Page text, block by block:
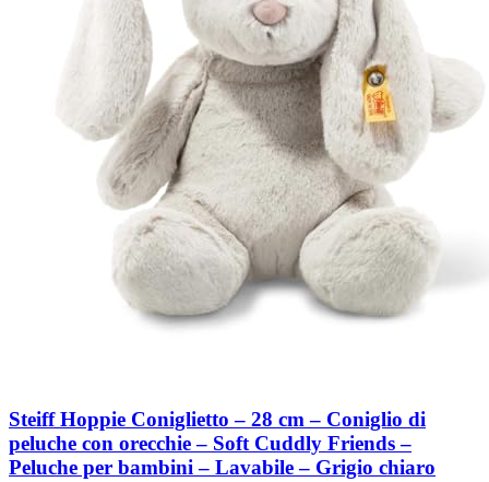
Steiff Hoppie Coniglietto – 28 cm – Coniglio di
peluche con orecchie – Soft Cuddly Friends –
Peluche per bambini – Lavabile – Grigio chiaro